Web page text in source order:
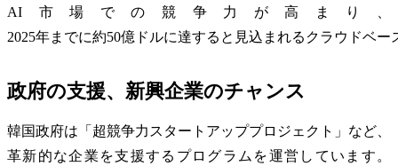
AI市場での競争力が高まり、
2025年までに約50億ドルに達すると見込まれるクラウドベ
政府の支援、新興企業のチャンス
韓国政府は「超競争力スタートアッププロジェクト」など、
革新的な企業を支援するプログラムを運営しています。